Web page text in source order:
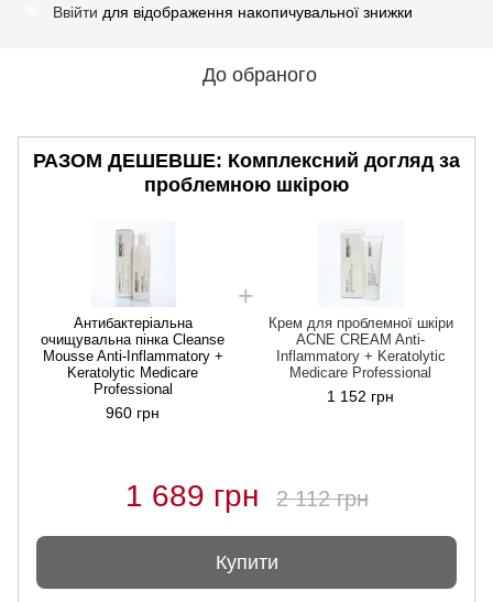
Ввійти для відображення накопичувальної знижки
До обраного
РАЗОМ ДЕШЕВШЕ: Комплексний догляд за
проблемною шкірою
Антибактеріальна
очищувальна пінка Cleanse
Mousse Anti-Inflammatory +
Keratolytic Medicare
Professional
960 грн
Крем для проблемної шкіри
ACNE CREAM Anti-
Inflammatory + Keratolytic
Medicare Professional
1 152 грн
1 689 грн 2 112 грн
Купити